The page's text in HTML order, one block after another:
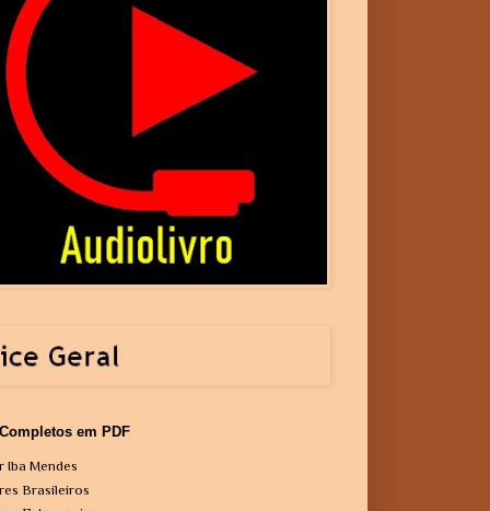
em PDF
Iba Mendes
Brasileiros